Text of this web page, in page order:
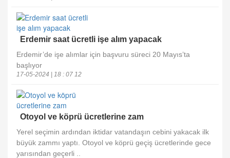
Erdemir saat ücretli işe alım yapacak
Erdemir’de işe alımlar için başvuru süreci 20 Mayıs’ta
başlıyor
17-05-2024 | 18 : 07 12
Otoyol ve köprü ücretlerine zam
Yerel seçimin ardından iktidar vatandaşın cebini yakacak ilk
büyük zammı yaptı. Otoyol ve köprü geçiş ücretlerinde gece
yarısından geçerli ..